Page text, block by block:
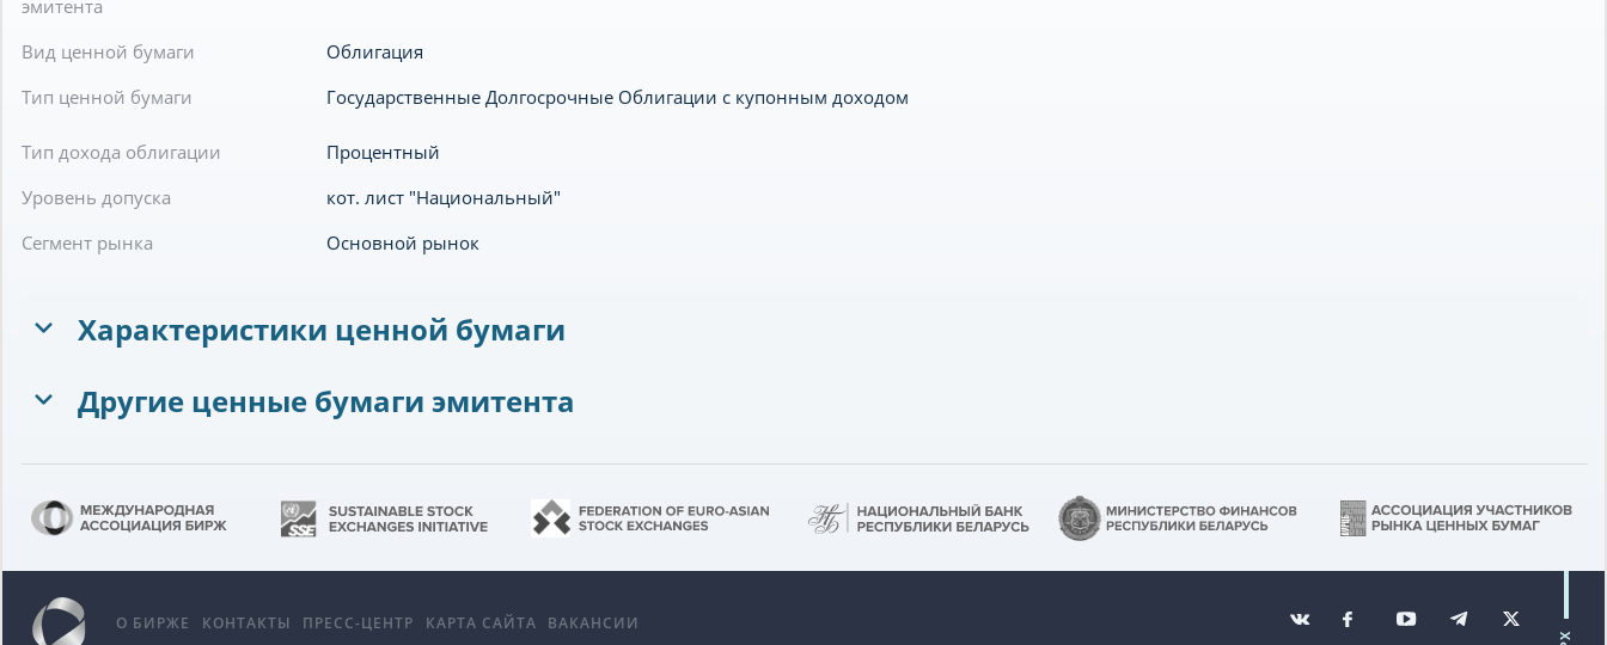
эмитента
Вид ценной бумаги
Облигация
Тип ценной бумаги
Государственные Долгосрочные Облигации с купонным доходом
Тип дохода облигации
Процентный
Уровень допуска
кот. лист "Национальный"
Сегмент рынка
Основной рынок
Характеристики ценной бумаги
Другие ценные бумаги эмитента
О БИРЖЕ КОНТАКТЫ ПРЕСС-ЦЕНТР КАРТА САЙТА ВАКАНСИИ